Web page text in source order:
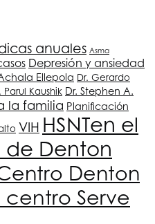
anuales Asma
Depresión y ansiedad
Ellepola Dr. Gerardo
Parul Kaushik Dr. Stephen A.
la familia Planificación
VIH HSNTen el
Denton
Denton
centro Serve